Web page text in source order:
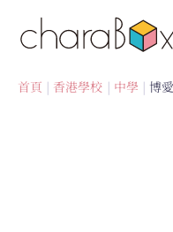
首頁 香港學校 中學 博